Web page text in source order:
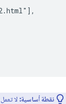
نقطة أساسية: لا